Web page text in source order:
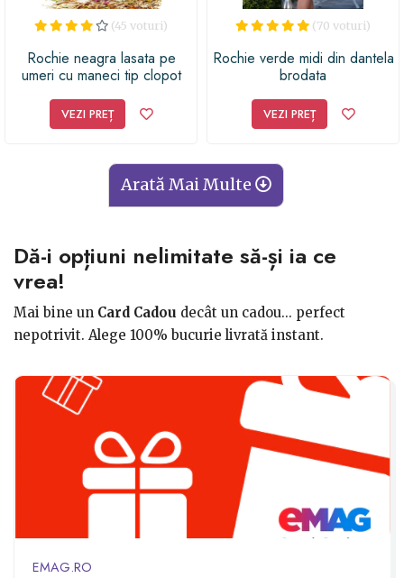
(45 voturi)
Rochie neagra lasata pe
umeri cu maneci tip clopot
VEZI PREȚ
(70 voturi)
Rochie verde midi din dantela
brodata
VEZI PREȚ
Arată Mai Multe
Dă-i opțiuni nelimitate să-și ia ce
vrea!
Mai bine un Card Cadou decât un cadou... perfect
nepotrivit. Alege 100% bucurie livrată instant.
EMAG.RO